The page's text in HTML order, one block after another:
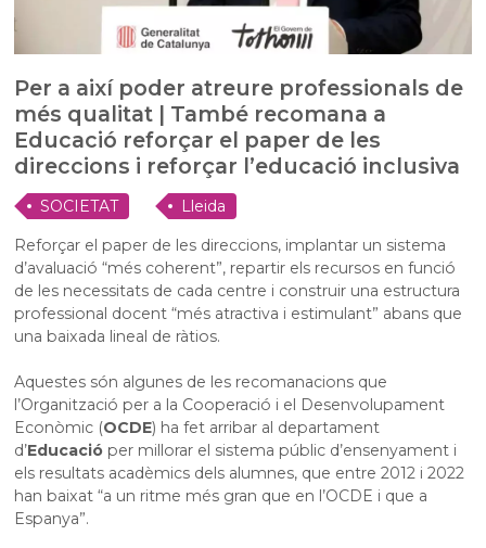
Per a així poder atreure professionals de
més qualitat | També recomana a
Educació reforçar el paper de les
direccions i reforçar l’educació inclusiva
SOCIETAT
Lleida
Reforçar el paper de les direccions, implantar un sistema
d’avaluació “més coherent”, repartir els recursos en funció
de les necessitats de cada centre i construir una estructura
professional docent “més atractiva i estimulant” abans que
una baixada lineal de ràtios.
Aquestes són algunes de les recomanacions que
l’Organització per a la Cooperació i el Desenvolupament
Econòmic (OCDE) ha fet arribar al departament
d’Educació per millorar el sistema públic d’ensenyament i
els resultats acadèmics dels alumnes, que entre 2012 i 2022
han baixat “a un ritme més gran que en l’OCDE i que a
Espanya”.